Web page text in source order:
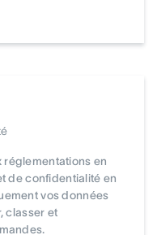
en
de confidentialité en
vos données
classer et